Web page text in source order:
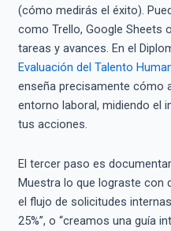
(cómo medirás el éxito).
como Trello, Google Sheets
tareas y avances. En el
Evaluación del Talento
enseña precisamente cómo
entorno laboral, midiendo el
tus acciones.
El tercer paso es
Muestra lo que lograste con
el flujo de solicitudes
25%”, o “creamos una guía